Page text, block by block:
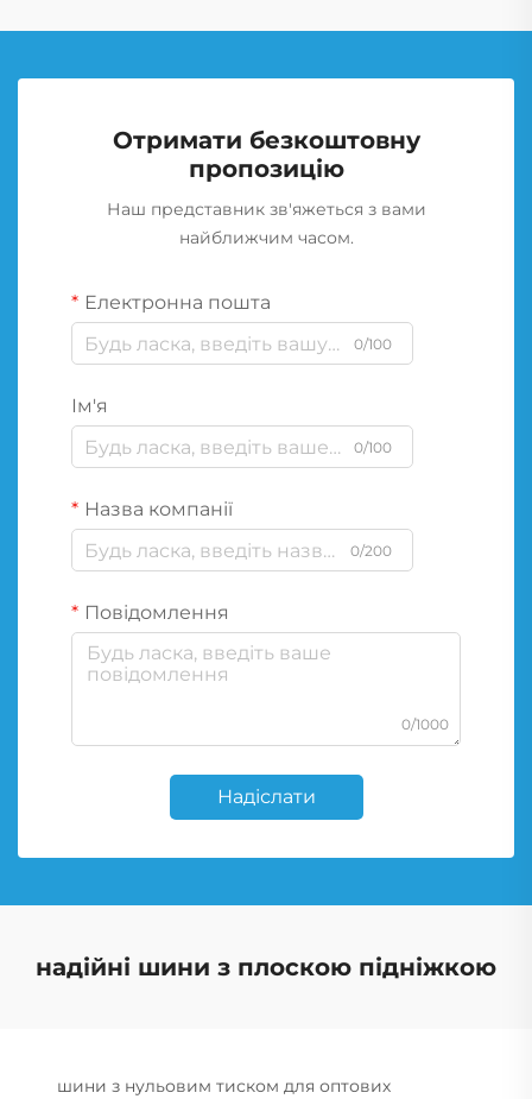
Отримати безкоштовну
пропозицію
Наш представник зв'яжеться з вами
найближчим часом.
Електронна пошта
0/100
Ім'я
0/100
Назва компанії
0/200
Повідомлення
0/1000
Надіслати
надійні шини з плоскою підніжкою
шини з нульовим тиском для оптових